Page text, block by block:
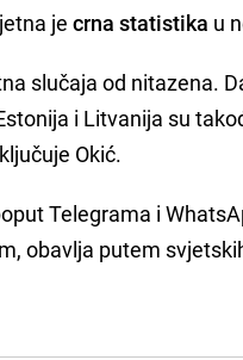
jecrna statistika u
slučaja od nitazena.
i Litvanija su
Okić.
Telegrama i
obavlja putem